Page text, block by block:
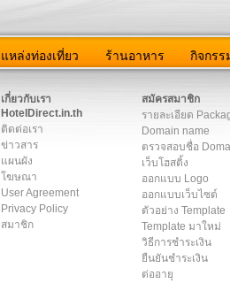
แหล่งท่องเที่ยว ร้านอาหาร กิจกรร
เกี่ยวกับเรา
HotelDirect.in.th
ติดต่อเรา
ข่าวสาร
แผนผัง
โฆษณา
User Agreement
Privacy Policy
สมาชิก
สมัครสมาชิก
รายละเอียด
Domain name
ตรวจสอบชื่อ
เว็บโฮสติ้ง
ออกแบบ Logo
ออกแบบเว็บไซต์
ตัวอย่าง Template
Template มาใหม่
วิธีการชำระเงิน
ยืนยันชำระเงิน
ต่ออายุ